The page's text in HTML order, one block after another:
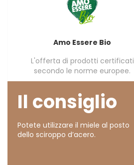
Amo Essere Bio
L'offerta di prodotti certificati
secondo le norme europee.
Il consiglio
Potete utilizzare il miele al posto
dello sciroppo d’acero.